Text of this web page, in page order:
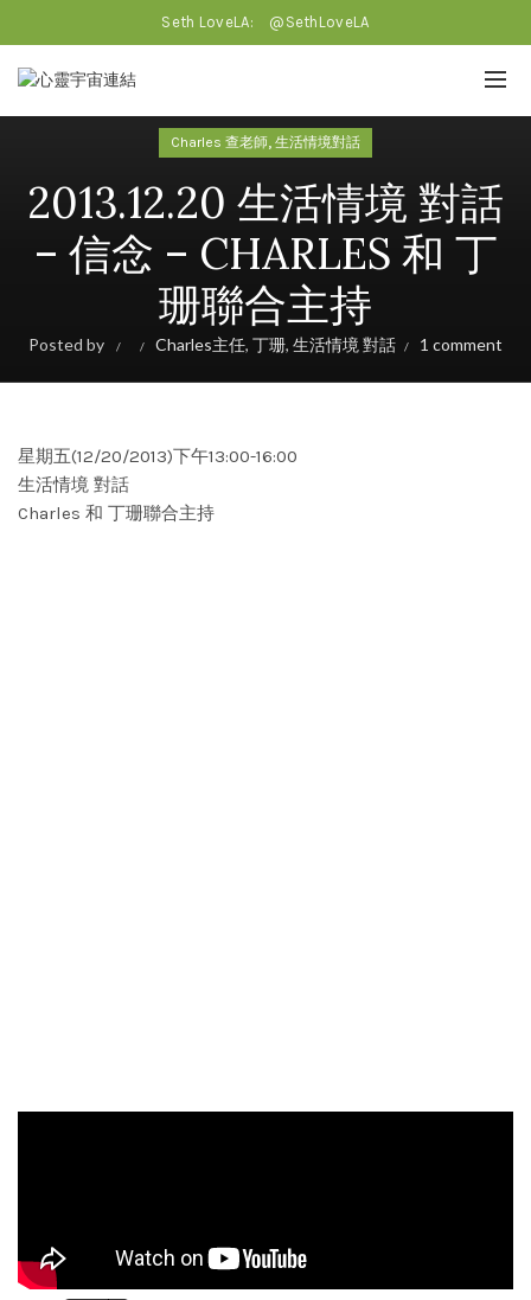
Seth LoveLA: @SethLoveLA
Charles 查老師, 生活情境對話
2013.12.20 生活情境 對話
– 信念 – CHARLES 和 丁
珊聯合主持
Posted by Charles主任, 丁珊, 生活情境 對話 1 comment
星期五(12/20/2013)下午13:00-16:00
生活情境 對話
Charles 和 丁珊聯合主持